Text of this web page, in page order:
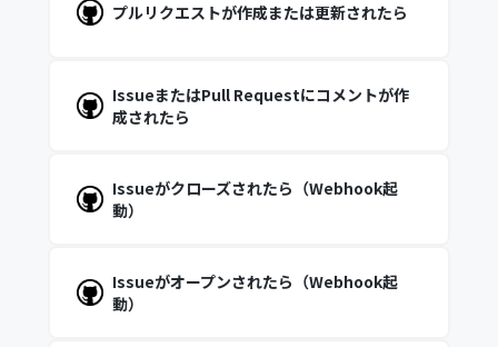
プルリクエストが作成または更新されたら
IssueまたはPull Requestにコメントが作
成されたら
Issueがクローズされたら（Webhook起
動）
Issueがオープンされたら（Webhook起
動）